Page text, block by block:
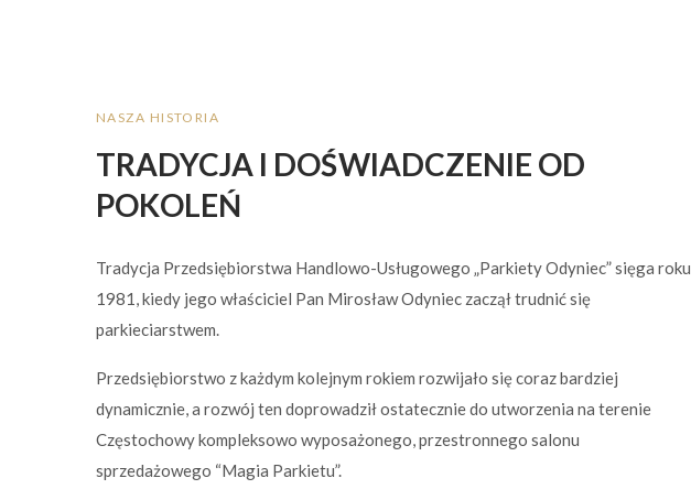
NASZA HISTORIA
TRADYCJA I DOŚWIADCZENIE OD
POKOLEŃ
Tradycja Przedsiębiorstwa Handlowo-Usługowego „Parkiety Odyniec” sięga roku
1981, kiedy jego właściciel Pan Mirosław Odyniec zaczął trudnić się
parkieciarstwem.
Przedsiębiorstwo z każdym kolejnym rokiem rozwijało się coraz bardziej
dynamicznie, a rozwój ten doprowadził ostatecznie do utworzenia na terenie
Częstochowy kompleksowo wyposażonego, przestronnego salonu
sprzedażowego “Magia Parkietu”.